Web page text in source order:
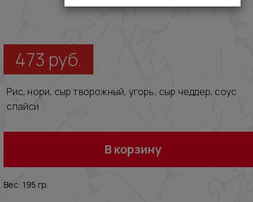
473 руб.
Рис, нори, сыр творожный, угорь, сыр чеддер, соус
спайси
В корзину
Вес: 195 гр.